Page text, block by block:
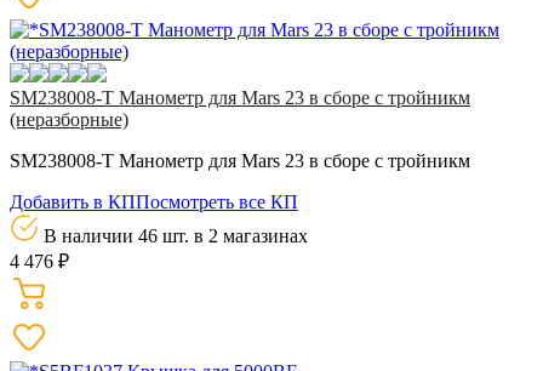
SM238008-T Манометр для Mars 23 в сборе с тройникм
(неразборные)
SM238008-T Манометр для Mars 23 в сборе с тройникм
Добавить в КППосмотреть все КП
В наличии 46 шт. в 2 магазинах
4 476 ₽